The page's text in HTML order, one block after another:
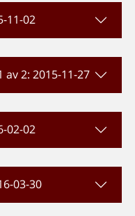
11-02
2: 2015-11-27
02-02
03-30